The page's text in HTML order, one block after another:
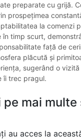
preparate cu grijă.
prospețimea
la comenzi
în timp scurt,
față de
plăcută și
sugerând o vizită
îi trec pragul.
pe mai
au acces la